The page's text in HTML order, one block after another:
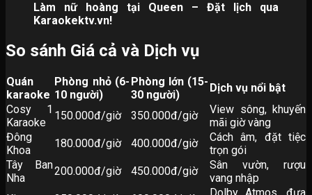
Làm nữ hoàng tại Queen – Đặt lịch qua
Karaokektv.vn!
So sánh Giá cả và Dịch vụ
Quán
karaoke
Phòng nhỏ (6-
10 người)
Phòng lớn (15-
30 người)
Dịch vụ nổi bật
Cosy 1
Karaoke
150.000đ/giờ 350.000đ/giờ
View sông, khuyến
mãi giờ vàng
Đông
Khoa
180.000đ/giờ 400.000đ/giờ
Cách âm, đặt tiệc
trọn gói
Tây Ban
Nha
200.000đ/giờ 450.000đ/giờ
Sân vườn, rượu
vang nhập